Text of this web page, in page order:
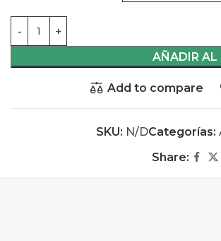
AÑADIR AL
Add to compare
SKU: N/DCategorías:
Share: